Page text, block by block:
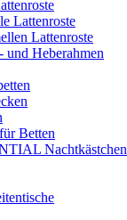
Lattenroste
Lattenroste
und Heberahmen
Betten
Nachtkästchen